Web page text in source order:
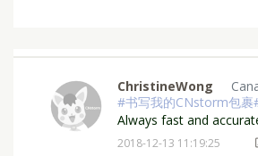
ChristineWong
#书写我的CNstorm包裹
Always fast and